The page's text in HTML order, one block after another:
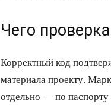
Чего
Корректный код
материала проекту.
отдельно — по паспорту